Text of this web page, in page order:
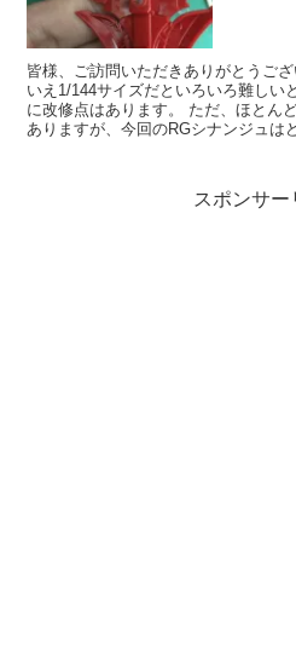
皆様、ご訪問いただきありがとうご
いえ1/144サイズだといろいろ難しい
に改修点はあります。 ただ、ほとん
ありますが、今回のRGシナンジュは
スポンサー